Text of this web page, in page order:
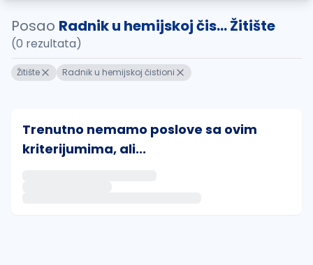
Posao Radnik u hemijskoj čis... Žitište
(0 rezultata)
Žitište Radnik u hemijskoj čistioni
Trenutno nemamo poslove sa ovim
kriterijumima, ali...